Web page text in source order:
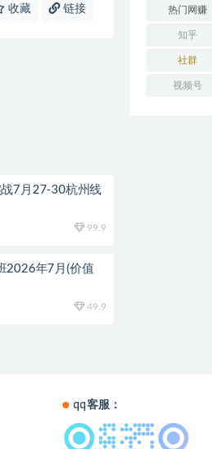
收藏 链接
7月27-30杭州线
99.9
2026年7月(价值
49.9
热门网赚
知乎
社群
视频号
qq客服：